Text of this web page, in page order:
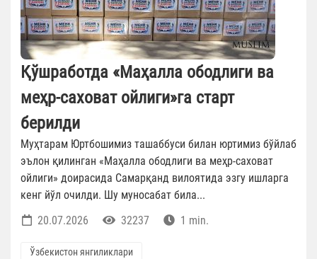
Қўшработда «Маҳалла ободлиги ва
меҳр-саховат ойлиги»га старт
берилди
Муҳтарам Юртбошимиз ташаббуси билан юртимиз бўйлаб
эълон қилинган «Маҳалла ободлиги ва меҳр-саховат
ойлиги» доирасида Самарқанд вилоятида эзгу ишларга
кенг йўл очилди. Шу муносабат била...
20.07.2026
32237 1 min.
Ўзбекистон янгиликлари